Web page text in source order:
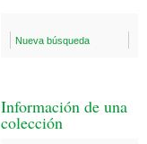
Nueva búsqueda
Información de una
colección